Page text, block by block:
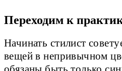
Переходим к
Начинать стилист
вещей в непривычном